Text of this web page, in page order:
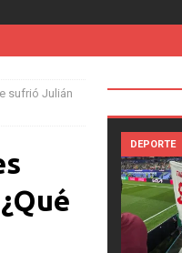
sufrió Julián